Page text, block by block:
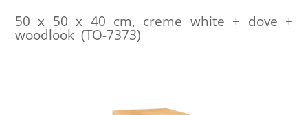
50 x 50 x 40 cm, creme white + dove +
woodlook (TO-7373)